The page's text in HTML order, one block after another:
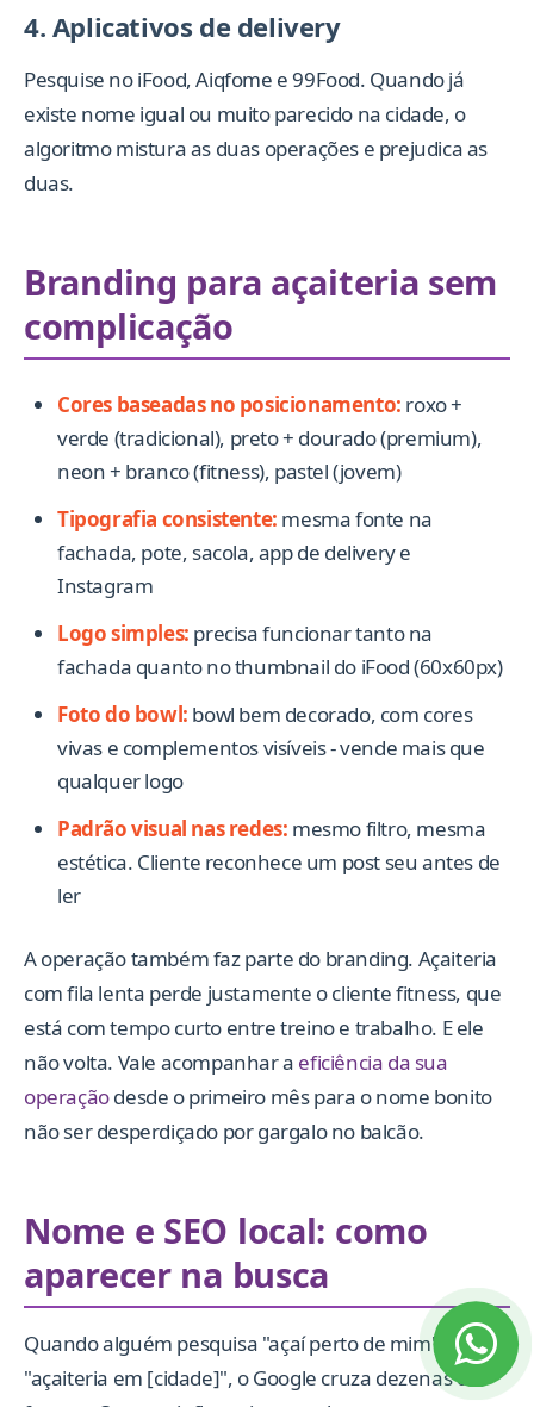
4. Aplicativos de delivery
Pesquise no iFood, Aiqfome e 99Food. Quando já
existe nome igual ou muito parecido na cidade, o
algoritmo mistura as duas operações e prejudica as
duas.
Branding para açaiteria sem
complicação
Cores baseadas no posicionamento: roxo +
verde (tradicional), preto + dourado (premium),
neon + branco (fitness), pastel (jovem)
Tipografia consistente: mesma fonte na
fachada, pote, sacola, app de delivery e
Instagram
Logo simples: precisa funcionar tanto na
fachada quanto no thumbnail do iFood (60x60px)
Foto do bowl: bowl bem decorado, com cores
vivas e complementos visíveis - vende mais que
qualquer logo
Padrão visual nas redes: mesmo filtro, mesma
estética. Cliente reconhece um post seu antes de
ler
A operação também faz parte do branding. Açaiteria
com fila lenta perde justamente o cliente fitness, que
está com tempo curto entre treino e trabalho. E ele
não volta. Vale acompanhar a eficiência da sua
operaçãodesde o primeiro mês para o nome bonito
não ser desperdiçado por gargalo no balcão.
Nome e SEO local: como
aparecer na busca
Quando alguém pesquisa "açaí perto de mim" ou
"açaiteria em [cidade]", o Google cruza dezenas de